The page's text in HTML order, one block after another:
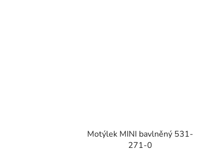
Motýlek MINI bavlněný 531-
271-0